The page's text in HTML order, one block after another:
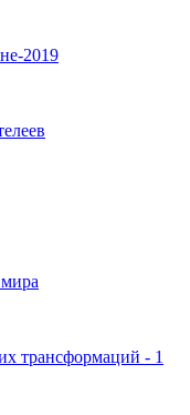
2019
трансформаций - 1